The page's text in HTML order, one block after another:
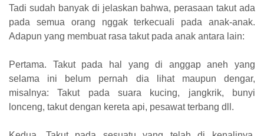
Tadi sudah banyak di jelaskan bahwa, perasaan takut ada
pada semua orang nggak terkecuali pada anak-anak.
Adapun yang membuat rasa takut pada anak antara lain:
Pertama. Takut pada hal yang di anggap aneh yang
selama ini belum pernah dia lihat maupun dengar,
misalnya: Takut pada suara kucing, jangkrik, bunyi
lonceng, takut dengan kereta api, pesawat terbang dll.